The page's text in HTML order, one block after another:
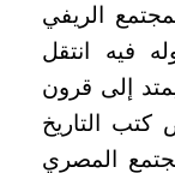
الريفي
فيه انتقل
إلى قرون
التاريخ
المصري